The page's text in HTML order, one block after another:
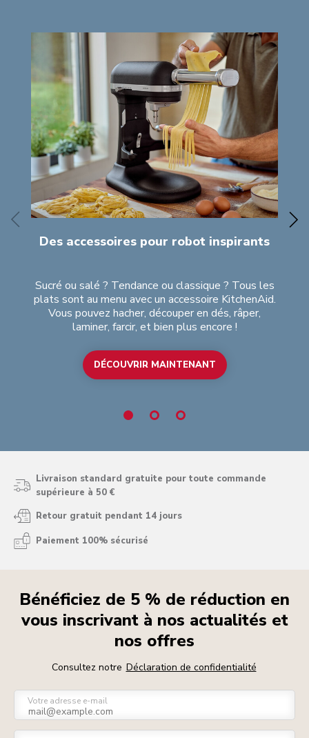
Des accessoires pour robot inspirants
Sucré ou salé ? Tendance ou classique ? Tous les
plats sont au menu avec un accessoire KitchenAid.
Vous pouvez hacher, découper en dés, râper,
laminer, farcir, et bien plus encore !
DÉCOUVRIR MAINTENANT
Livraison standard gratuite pour toute commande
supérieure à 50 €
Retour gratuit pendant 14 jours
Paiement 100% sécurisé
Bénéficiez de 5 % de réduction en
vous inscrivant à nos actualités et
nos offres
Consultez notre Déclaration de confidentialité
Votre adresse e-mail